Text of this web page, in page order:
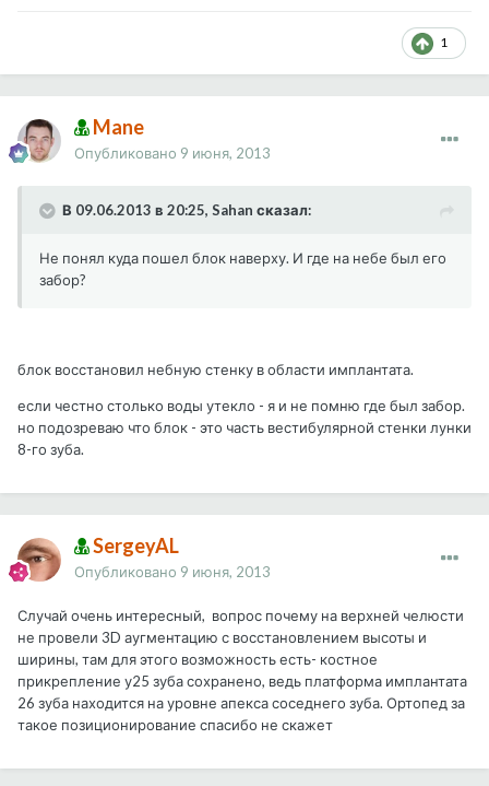
1
Mane
Опубликовано 9 июня, 2013
В 09.06.2013 в 20:25, Sahan сказал:
Не понял куда пошел блок наверху. И где на небе был его
забор?
блок восстановил небную стенку в области имплантата.
если честно столько воды утекло - я и не помню где был забор.
но подозреваю что блок - это часть вестибулярной стенки лунки
8-го зуба.
SergeyAL
Опубликовано 9 июня, 2013
Случай очень интересный, вопрос почему на верхней челюсти
не провели 3D аугментацию с восстановлением высоты и
ширины, там для этого возможность есть- костное
прикрепление у25 зуба сохранено, ведь платформа имплантата
26 зуба находится на уровне апекса соседнего зуба. Ортопед за
такое позиционирование спасибо не скажет